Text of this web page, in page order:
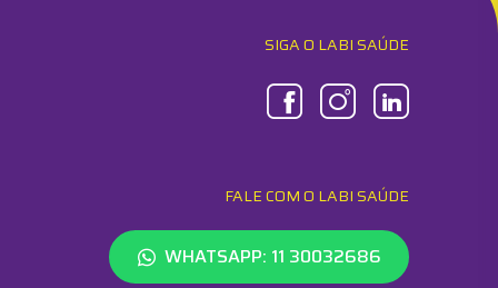
SIGA O LABI SAÚDE
FALE COM O LABI SAÚDE
WHATSAPP: 11 30032686